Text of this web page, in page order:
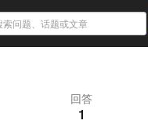
回答
1